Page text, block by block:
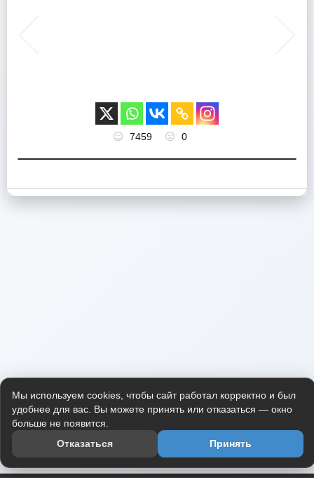
7459 0
Мы используем cookies, чтобы сайт работал корректно и был
удобнее для вас. Вы можете принять или отказаться — окно
больше не появится.
Отказаться
Принять